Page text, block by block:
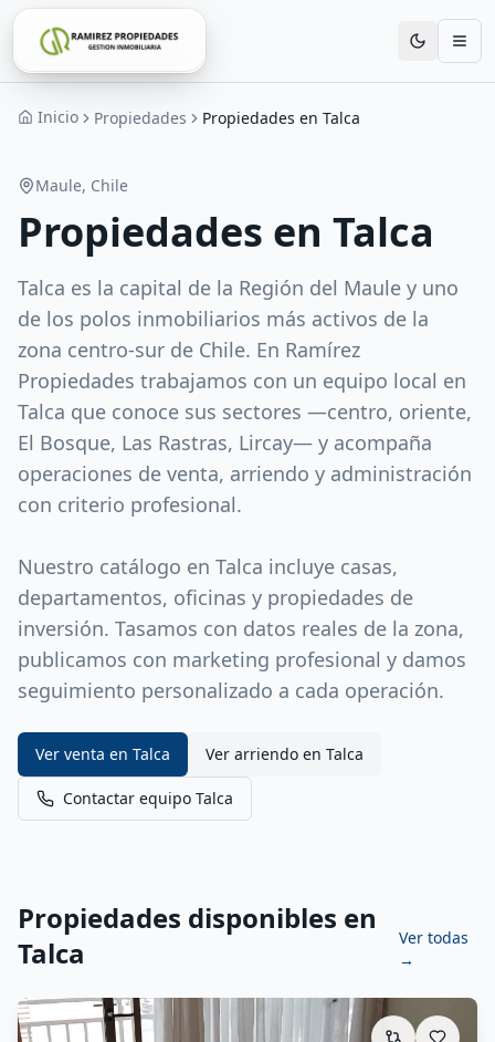
Inicio Propiedades Propiedades en Talca
Maule, Chile
Propiedades en Talca
Talca es la capital de la Región del Maule y uno
de los polos inmobiliarios más activos de la
zona centro-sur de Chile. En Ramírez
Propiedades trabajamos con un equipo local en
Talca que conoce sus sectores —centro, oriente,
El Bosque, Las Rastras, Lircay— y acompaña
operaciones de venta, arriendo y administración
con criterio profesional.
Nuestro catálogo en Talca incluye casas,
departamentos, oficinas y propiedades de
inversión. Tasamos con datos reales de la zona,
publicamos con marketing profesional y damos
seguimiento personalizado a cada operación.
Ver venta en Talca Ver arriendo en Talca
Contactar equipo Talca
Propiedades disponibles en
Talca
Ver todas
→